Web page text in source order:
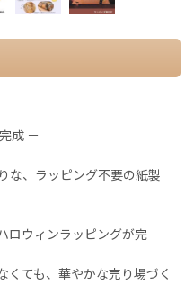
成 －
な、ラッピング不要の紙製
ロウィンラッピングが完
くても、華やかな売り場づく